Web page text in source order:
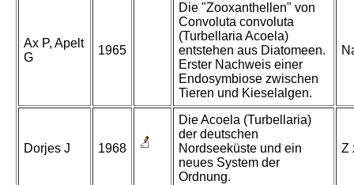
Ax P, Apelt
G
1965
Die "Zooxanthellen" von
Convoluta convoluta
(Turbellaria Acoela)
entstehen aus Diatomeen.
Erster Nachweis einer
Endosymbiose zwischen
Tieren und Kieselalgen.
Dorjes J 1968
Die Acoela (Turbellaria)
der deutschen
Nordseeküste und ein
neues System der
Ordnung.
Z